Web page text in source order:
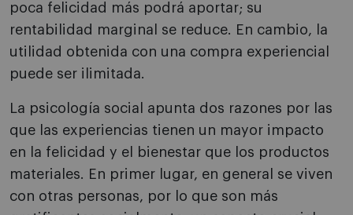
poca felicidad más podrá aportar; su
rentabilidad marginal se reduce. En cambio, la
utilidad obtenida con una compra experiencial
puede ser ilimitada.
La psicología social apunta dos razones por las
que las experiencias tienen un mayor impacto
en la felicidad y el bienestar que los productos
materiales. En primer lugar, en general se viven
con otras personas, por lo que son más